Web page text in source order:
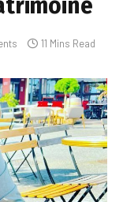
11 Mins Read